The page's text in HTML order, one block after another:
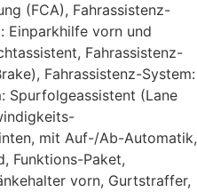
(FCA), Fahrassistenz-
Einparkhilfe vorn und
Fahrassistenz-
Fahrassistenz-System:
Spurfolgeassistent (Lane
mit Auf-/Ab-Automatik,
Funktions-Paket,
vorn, Gurtstraffer,